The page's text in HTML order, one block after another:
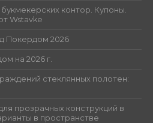
контор. Купоны.
Wstavke
Покердом 2026
на 2026 г.
стеклянных полотен:
прозрачных конструкций в
в пространстве